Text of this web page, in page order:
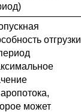
отгрузки
может